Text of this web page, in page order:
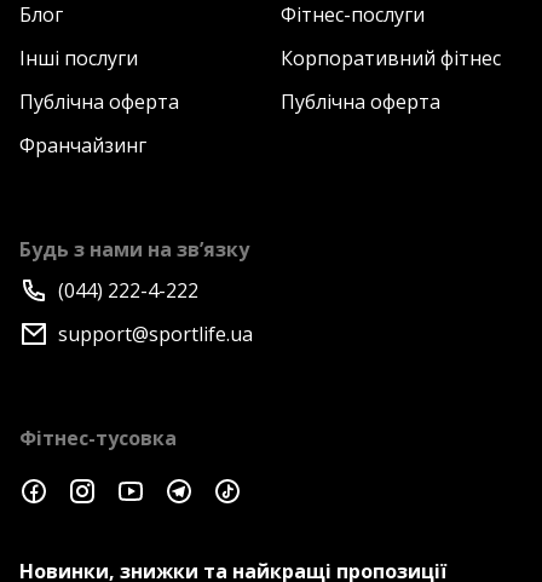
Блог
Фітнес-послуги
Інші послуги
Корпоративний фітнес
Публічна оферта
Публічна оферта
Франчайзинг
Будь з нами на зв’язку
(044) 222-4-222
support@sportlife.ua
Фітнес-тусовка
Новинки, знижки та найкращі пропозиції